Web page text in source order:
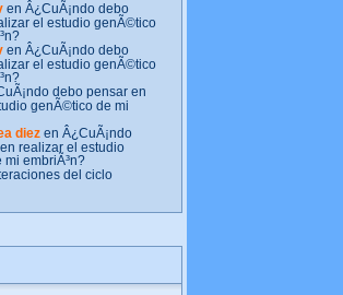
en Â¿CuÃ¡ndo debo
el estudio genÃ©tico
en Â¿CuÃ¡ndo debo
el estudio genÃ©tico
debo pensar en
genÃ©tico de mi
diez en Â¿CuÃ¡ndo
realizar el estudio
embriÃ³n?
del ciclo